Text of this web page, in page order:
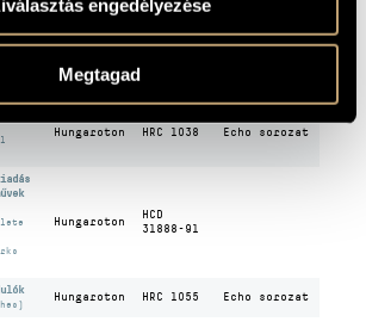
engedélyezése
Megtagad
Hungaroton HRC 1044
Hungaroton HRC 1038 Echo sorozat
Hungaroton
HCD
31888-91
Hungaroton HRC 1055 Echo sorozat